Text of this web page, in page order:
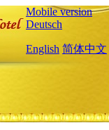
Mobile version
Deutsch
English 简体中文